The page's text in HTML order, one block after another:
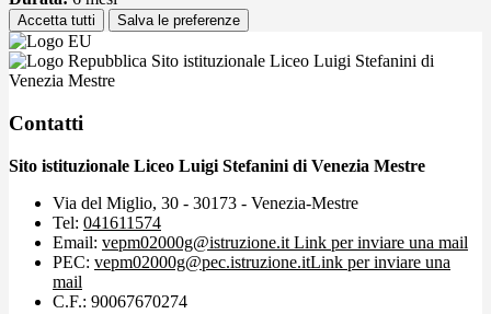
Accetta tutti Salva le preferenze
Sito istituzionale Liceo Luigi Stefanini di
Venezia Mestre
Contatti
Sito istituzionale Liceo Luigi Stefanini di Venezia Mestre
Via del Miglio, 30 - 30173 - Venezia-Mestre
Tel: 041611574
Email: vepm02000g@istruzione.it Link per inviare una mail
PEC: vepm02000g@pec.istruzione.itLink per inviare una
mail
C.F.: 90067670274